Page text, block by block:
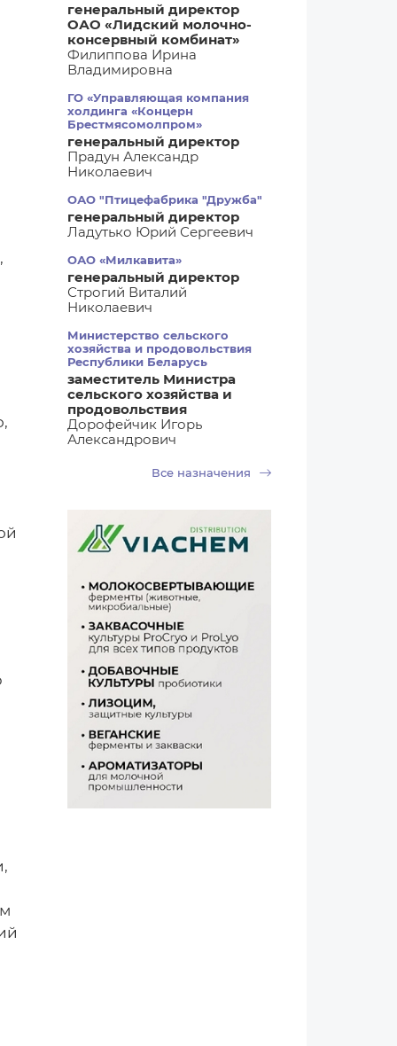
генеральный директор
ОАО «Лидский молочно-
консервный комбинат»
Филиппова Ирина
Владимировна
ГО «Управляющая компания
холдинга «Концерн
Брестмясомолпром»
генеральный директор
Прадун Александр
Николаевич
ОАО "Птицефабрика "Дружба"
генеральный директор
Ладутько Юрий Сергеевич
ОАО «Милкавита»
генеральный директор
Строгий Виталий
Николаевич
Министерство сельского
хозяйства и продовольствия
Республики Беларусь
заместитель Министра
сельского хозяйства и
продовольствия
Дорофейчик Игорь
Александрович
Все назначения